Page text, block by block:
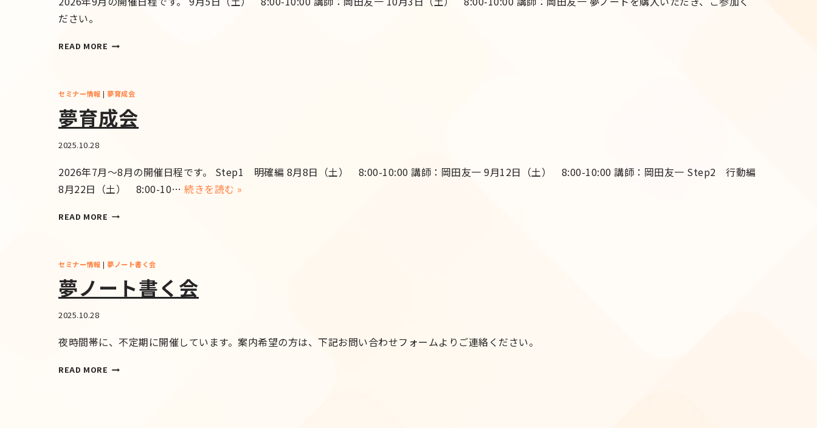
ださい。
READ MORE
セミナー情報 |夢育成会
夢育成会
2025.10.28
2026年7月～8月の開催日程です。 Step1 明確編 8月8日（土） 8:00-10:00 講師：岡田友一 9月12日（土） 8:00-10:00 講師：岡田友一 Step2 行動編
8月22日（土） 8:00-10… 続きを読む »
READ MORE
セミナー情報 |夢ノート書く会
夢ノート書く会
2025.10.28
夜時間帯に、不定期に開催しています。案内希望の方は、下記お問い合わせフォームよりご連絡ください。
READ MORE